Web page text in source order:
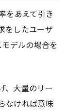
をあえて引き
をしたユーザ
デルの場合を
、大量のリー
なければ意味